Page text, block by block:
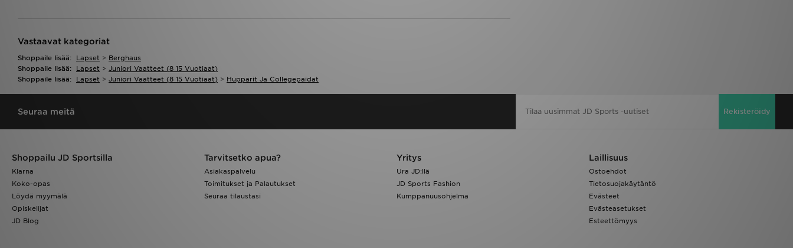
Vastaavat kategoriat
Shoppaile lisää: Lapset > Berghaus
Shoppaile lisää:
Lapset > Juniori Vaatteet (8 15 Vuotiaat)
Shoppaile lisää:
Lapset > Juniori Vaatteet (8 15 Vuotiaat) > Hupparit Ja Collegepaidat
Seuraa meitä Rekisteröidy
Shoppailu JD Sportsilla
Klarna
Koko-opas
Löydä myymälä
Opiskelijat
JD Blog
Tarvitsetko apua?
Asiakaspalvelu
Toimitukset ja Palautukset
Seuraa tilaustasi
Yritys
Ura JD:llä
JD Sports Fashion
Kumppanuusohjelma
Laillisuus
Ostoehdot
Tietosuojakäytäntö
Evästeet
Evästeasetukset
Esteettömyys